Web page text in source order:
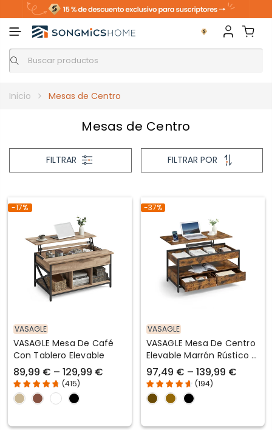
Inicio Mesas de Centro
Mesas de Centro
FILTRAR FILTRAR POR
-17%
VASAGLE
VASAGLE Mesa De Café
Con Tablero Elevable
89,99 € – 129,99 €
(415)
-37%
VASAGLE
VASAGLE Mesa De Centro
Elevable Marrón Rústico Y
Negro Tinta
97,49 € – 139,99 €
(194)